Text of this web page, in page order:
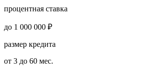
процентная ставка
до 1 000 000 ₽
размер кредита
от 3 до 60 мес.